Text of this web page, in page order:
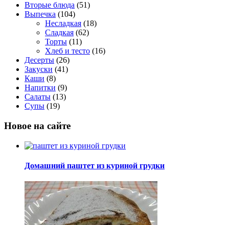
Вторые блюда (51)
Выпечка (104)
Несладкая (18)
Сладкая (62)
Торты (11)
Хлеб и тесто (16)
Десерты (26)
Закуски (41)
Каши (8)
Напитки (9)
Салаты (13)
Супы (19)
Новое на сайте
Домашний паштет из куриной грудки